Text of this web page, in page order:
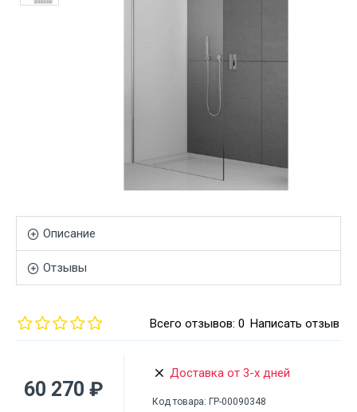
Описание
Отзывы
Всего отзывов: 0 Написать отзыв
60 270 ₽
Доставка от 3-х дней
Код товара: ГР-00090348